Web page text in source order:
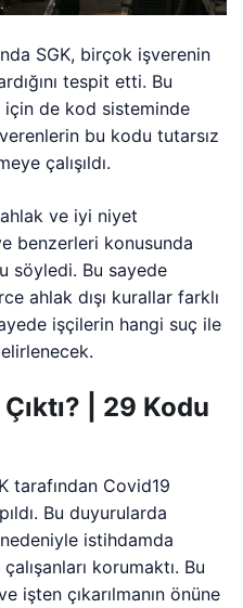
SGK, birçok işverenin
tespit etti. Bu
de kod sisteminde
bu kodu tutarsız
çalışıldı.
ve iyi niyet
benzerleri konusunda
söyledi. Bu sayede
ahlak dışı kurallar farklı
işçilerin hangi suç ile
| 29 Kodu
tarafından Covid19
Bu duyurularda
nedeniyle istihdamda
korumaktı. Bu
işten çıkarılmanın önüne